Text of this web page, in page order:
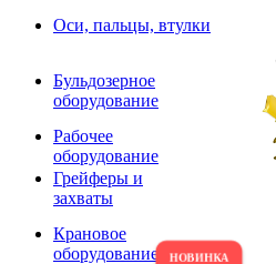
Оси, пальцы, втулки
Бульдозерное
оборудование
Рабочее
оборудование
Грейферы и
захваты
Крановое
оборудование